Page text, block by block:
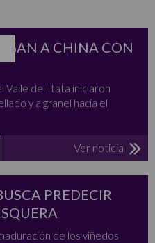
A CHINA CON
Valle del Itata iniciaron
y a granel hacia el
Ver noticia
PREDECIR
de los viñedos